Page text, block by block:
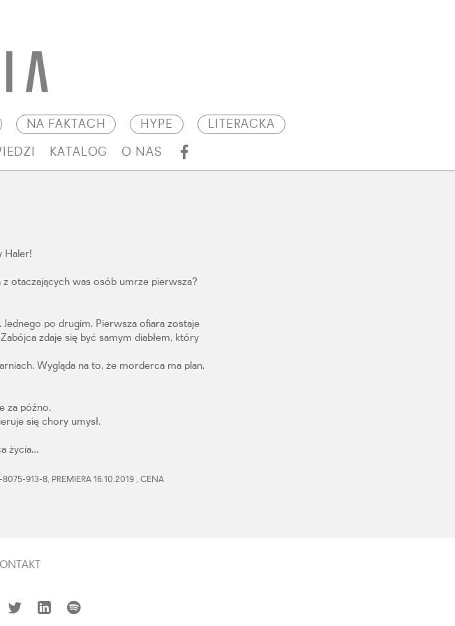
NA FAKTACH HYPE LITERACKA
KATALOG O NAS
Haler!
z otaczających was osób umrze pierwsza?
po drugim. Pierwsza ofiara zostaje
zdaje się być samym diabłem, który
Wygląda na to, że morderca ma plan,
za późno.
się chory umysł.
życia…
913-8, PREMIERA 16.10.2019 , CENA